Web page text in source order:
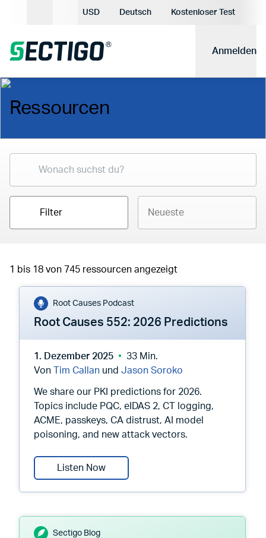
Aktuelle Währung:
USD
Deutsch
Kostenloser Test
Anmelden
Ressourcen
Filter
1 bis 18 von 745 ressourcen angezeigt
Root Causes Podcast
Root Causes 552: 2026 Predictions
1. Dezember 2025
33 Min.
Von
Tim Callan und Jason Soroko
We share our PKI predictions for 2026.
Topics include PQC, eIDAS 2, CT logging,
ACME, passkeys, CA distrust, AI model
poisoning, and new attack vectors.
Listen NowRoot Causes 552: 2026 Predictions
Sectigo Blog